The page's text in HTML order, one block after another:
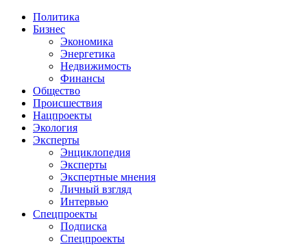
Политика
Бизнес
Экономика
Энергетика
Недвижимость
Финансы
Общество
Происшествия
Нацпроекты
Экология
Эксперты
Энциклопедия
Эксперты
Экспертные мнения
Личный взгляд
Интервью
Спецпроекты
Подписка
Спецпроекты